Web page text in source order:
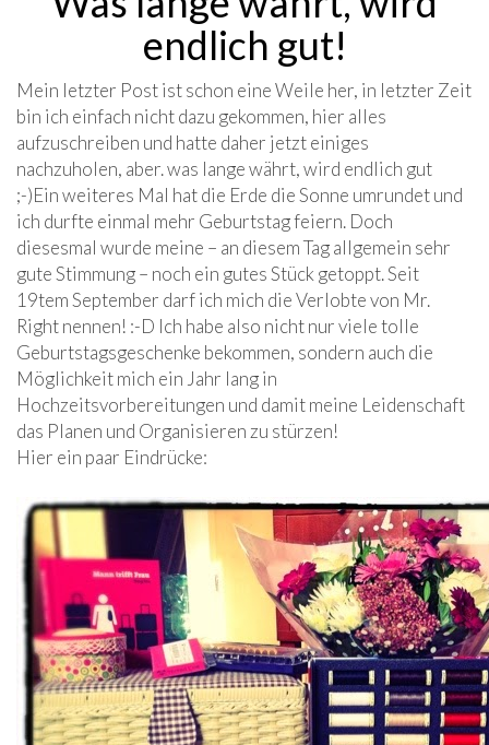
endlich gut!
Mein letzter Post ist schon eine Weile her, in letzter Zeit
bin ich einfach nicht dazu gekommen, hier alles
aufzuschreiben und hatte daher jetzt einiges
nachzuholen, aber. was lange währt, wird endlich gut
;-)Ein weiteres Mal hat die Erde die Sonne umrundet und
ich durfte einmal mehr Geburtstag feiern. Doch
diesesmal wurde meine – an diesem Tag allgemein sehr
gute Stimmung – noch ein gutes Stück getoppt. Seit
19tem September darf ich mich die Verlobte von Mr.
Right nennen! :-D Ich habe also nicht nur viele tolle
Geburtstagsgeschenke bekommen, sondern auch die
Möglichkeit mich ein Jahr lang in
Hochzeitsvorbereitungen und damit meine Leidenschaft
das Planen und Organisieren zu stürzen!
Hier ein paar Eindrücke: